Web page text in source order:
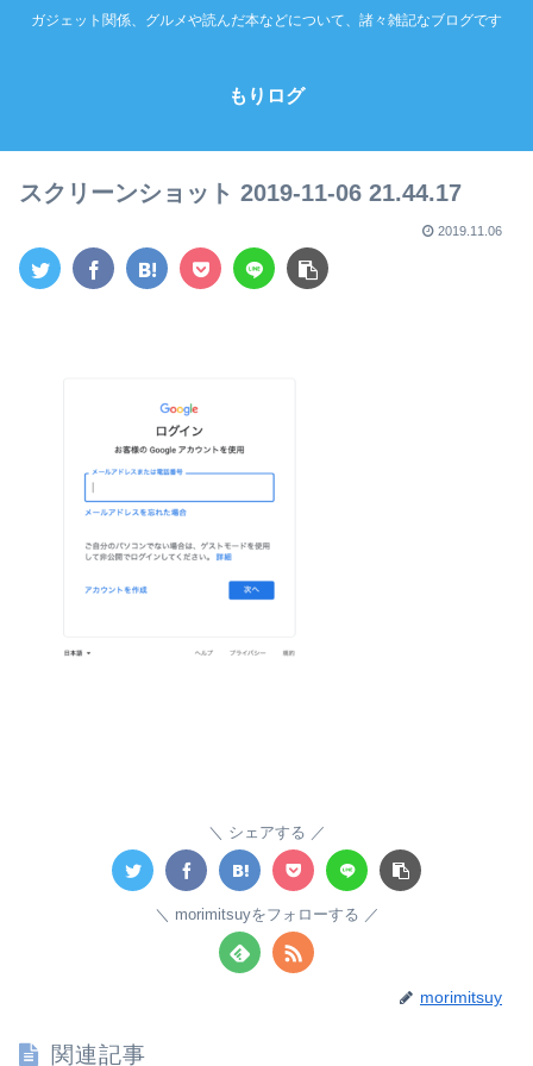
ガジェット関係、グルメや読んだ本などについて、諸々雑記なブログです
もりログ
スクリーンショット 2019-11-06 21.44.17
2019.11.06
シェアする
morimitsuyをフォローする
morimitsuy
関連記事